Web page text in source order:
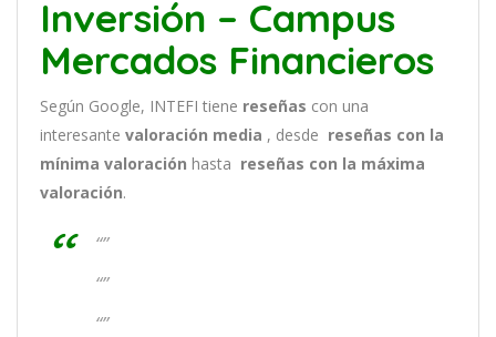
Inversión – Campus
Mercados Financieros
Según Google, INTEFI tiene reseñas con una
interesante valoración media , desde reseñas con la
mínima valoración hasta reseñas con la máxima
valoración.
“”
“”
“”